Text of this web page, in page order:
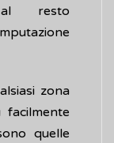
resto
zona
quelle